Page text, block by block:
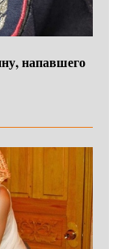
напавшего